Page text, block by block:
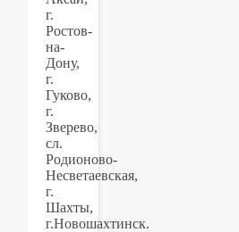
г.
Ростов-
на-
Дону,
г.
Гуково,
г.
Зверево,
сл.
Родионово-
Несветаевская,
г.
Шахты,
г.Новошахтинск.